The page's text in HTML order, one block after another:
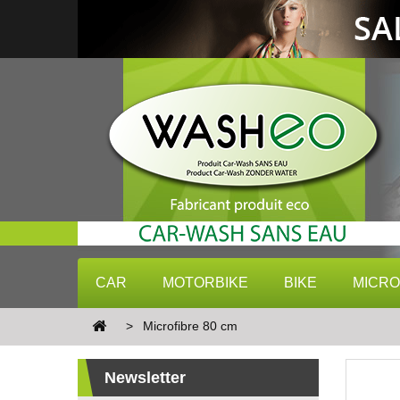
CAR MOTORBIKE BIKE
> Microfibre 80 cm
Newsletter